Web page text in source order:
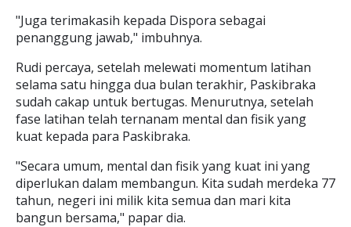
"Juga terimakasih kepada Dispora sebagai
penanggung jawab," imbuhnya.
Rudi percaya, setelah melewati momentum latihan
selama satu hingga dua bulan terakhir, Paskibraka
sudah cakap untuk bertugas. Menurutnya, setelah
fase latihan telah ternanam mental dan fisik yang
kuat kepada para Paskibraka.
"Secara umum, mental dan fisik yang kuat ini yang
diperlukan dalam membangun. Kita sudah merdeka 77
tahun, negeri ini milik kita semua dan mari kita
bangun bersama," papar dia.